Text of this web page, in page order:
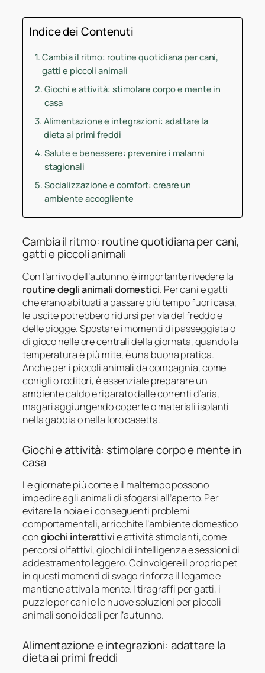
Indice dei Contenuti
Cambia il ritmo: routine quotidiana per cani,
gatti e piccoli animali
Giochi e attività: stimolare corpo e mente in
casa
Alimentazione e integrazioni: adattare la
dieta ai primi freddi
Salute e benessere: prevenire i malanni
stagionali
Socializzazione e comfort: creare un
ambiente accogliente
Cambia il ritmo: routine quotidiana per cani,
gatti e piccoli animali
Con l’arrivo dell’autunno, è importante rivedere la
routine degli animali domestici. Per cani e gatti
che erano abituati a passare più tempo fuori casa,
le uscite potrebbero ridursi per via del freddo e
delle piogge. Spostare i momenti di passeggiata o
di gioco nelle ore centrali della giornata, quando la
temperatura è più mite, è una buona pratica.
Anche per i piccoli animali da compagnia, come
conigli o roditori, è essenziale preparare un
ambiente caldo e riparato dalle correnti d’aria,
magari aggiungendo coperte o materiali isolanti
nella gabbia o nella loro casetta.
Giochi e attività: stimolare corpo e mente in
casa
Le giornate più corte e il maltempo possono
impedire agli animali di sfogarsi all’aperto. Per
evitare la noia e i conseguenti problemi
comportamentali, arricchite l’ambiente domestico
congiochi interattivie attività stimolanti, come
percorsi olfattivi, giochi di intelligenza e sessioni di
addestramento leggero. Coinvolgere il proprio pet
in questi momenti di svago rinforza il legame e
mantiene attiva la mente. I tiragraffi per gatti, i
puzzle per cani e le nuove soluzioni per piccoli
animali sono ideali per l’autunno.
Alimentazione e integrazioni: adattare la
dieta ai primi freddi